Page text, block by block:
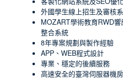
外國學生線上招生及審核
MOZART學術教育RWD
整合系統
8年專案規劃與製作經驗
APP、WEB程式設計
專業、穩定的後續服務
高速安全的臺灣伺服器機房